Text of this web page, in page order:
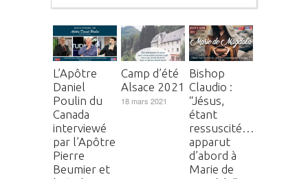
L’Apôtre
Daniel
Poulin du
Canada
interviewé
par l’Apôtre
Pierre
Beumier et
Camp d’été
Alsace 2021
18 mars 2021
Bishop
Claudio :
“Jésus,
étant
ressuscité…
apparut
d’abord à
Marie de